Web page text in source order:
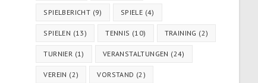
SPIELBERICHT (9) SPIELE (4)
SPIELEN (13) TENNIS (10) TRAINING (2)
TURNIER (1) VERANSTALTUNGEN (24)
VEREIN (2) VORSTAND (2)